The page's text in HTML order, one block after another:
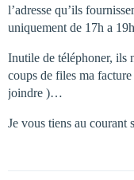
l’adresse qu’ils
uniquement de 17h a
Inutile de téléphoner, ils
coups de files ma
joindre )…
Je vous tiens au courant